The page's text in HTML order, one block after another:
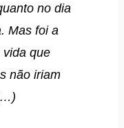
no dia
Mas foi a
vida que
não iriam